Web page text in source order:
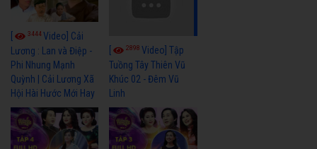
3444Video] Cải
Lương : Lan và Điệp -
Phi Nhung Mạnh
Quỳnh | Cải Lương Xã
Hội Hài Hước Mới Hay
2898Video] Tập
Tuồng Tây Thiên Vũ
Khúc 02 - Đêm Vũ
Linh